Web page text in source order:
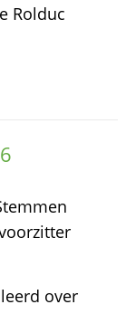
Rolduc
over